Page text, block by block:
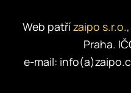
Web patřízaipo s.r.o.,
Praha.
e-mail: